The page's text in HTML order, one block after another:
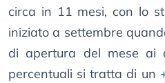
circa in 11 mesi, con lo
iniziato a settembre
di apertura del mese ai
percentuali si tratta di un